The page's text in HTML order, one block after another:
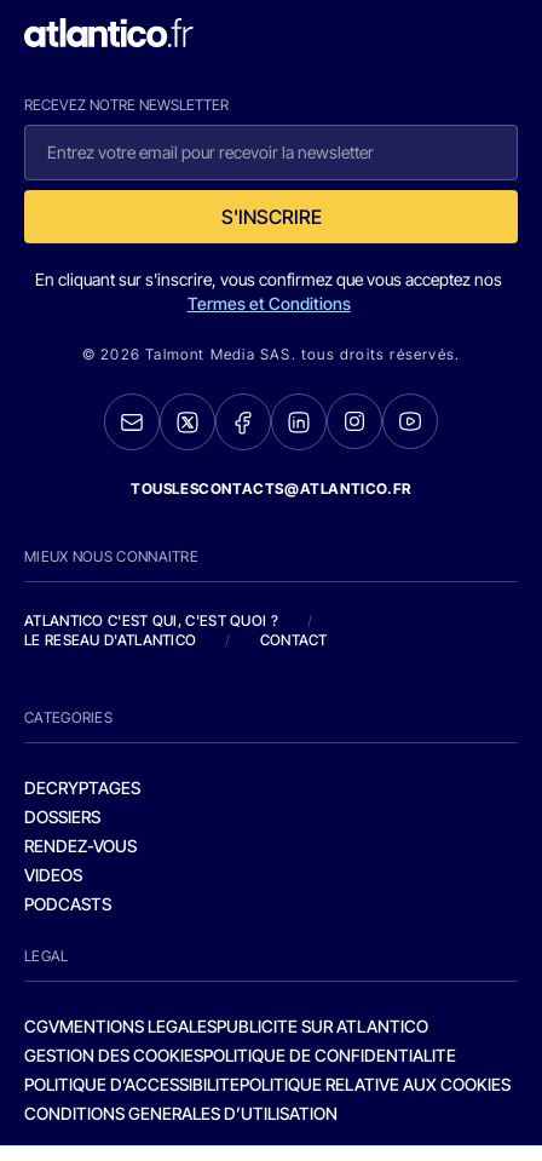
RECEVEZ NOTRE NEWSLETTER
S'INSCRIRE
En cliquant sur s'inscrire, vous confirmez que vous acceptez nos
Termes et Conditions
© 2026 Talmont Media SAS. tous droits réservés.
TOUSLESCONTACTS@ATLANTICO.FR
MIEUX NOUS CONNAITRE
ATLANTICO C'EST QUI, C'EST QUOI ?
/
LE RESEAU D'ATLANTICO
/ CONTACT
CATEGORIES
DECRYPTAGES
DOSSIERS
RENDEZ-VOUS
VIDEOS
PODCASTS
LEGAL
CGVMENTIONS LEGALESPUBLICITE SUR ATLANTICO
GESTION DES COOKIESPOLITIQUE DE CONFIDENTIALITE
POLITIQUE D’ACCESSIBILITEPOLITIQUE RELATIVE AUX COOKIES
CONDITIONS GENERALES D’UTILISATION